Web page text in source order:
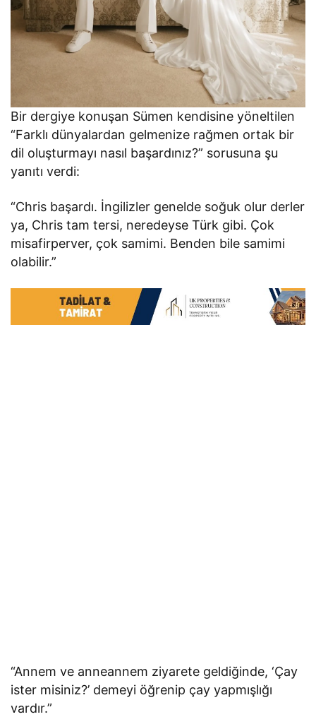
Bir dergiye konuşan Sümen kendisine yöneltilen
“Farklı dünyalardan gelmenize rağmen ortak bir
dil oluşturmayı nasıl başardınız?” sorusuna şu
yanıtı verdi:
“Chris başardı. İngilizler genelde soğuk olur derler
ya, Chris tam tersi, neredeyse Türk gibi. Çok
misafirperver, çok samimi. Benden bile samimi
olabilir.”
“Annem ve anneannem ziyarete geldiğinde, ‘Çay
ister misiniz?’ demeyi öğrenip çay yapmışlığı
vardır.”